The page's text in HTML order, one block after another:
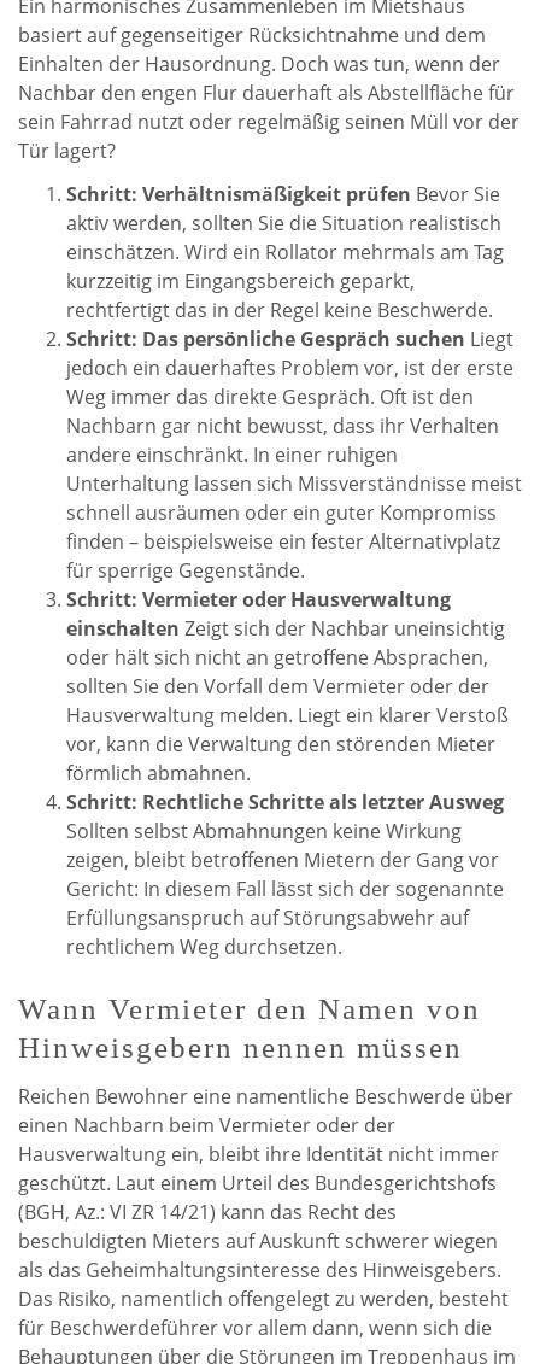
Ein harmonisches Zusammenleben im Mietshaus
basiert auf gegenseitiger Rücksichtnahme und dem
Einhalten der Hausordnung. Doch was tun, wenn der
Nachbar den engen Flur dauerhaft als Abstellfläche für
sein Fahrrad nutzt oder regelmäßig seinen Müll vor der
Tür lagert?
Schritt: Verhältnismäßigkeit prüfen Bevor Sie
aktiv werden, sollten Sie die Situation realistisch
einschätzen. Wird ein Rollator mehrmals am Tag
kurzzeitig im Eingangsbereich geparkt,
rechtfertigt das in der Regel keine Beschwerde.
Schritt: Das persönliche Gespräch suchen Liegt
jedoch ein dauerhaftes Problem vor, ist der erste
Weg immer das direkte Gespräch. Oft ist den
Nachbarn gar nicht bewusst, dass ihr Verhalten
andere einschränkt. In einer ruhigen
Unterhaltung lassen sich Missverständnisse meist
schnell ausräumen oder ein guter Kompromiss
finden – beispielsweise ein fester Alternativplatz
für sperrige Gegenstände.
Schritt: Vermieter oder Hausverwaltung
einschalten Zeigt sich der Nachbar uneinsichtig
oder hält sich nicht an getroffene Absprachen,
sollten Sie den Vorfall dem Vermieter oder der
Hausverwaltung melden. Liegt ein klarer Verstoß
vor, kann die Verwaltung den störenden Mieter
förmlich abmahnen.
Schritt: Rechtliche Schritte als letzter Ausweg
Sollten selbst Abmahnungen keine Wirkung
zeigen, bleibt betroffenen Mietern der Gang vor
Gericht: In diesem Fall lässt sich der sogenannte
Erfüllungsanspruch auf Störungsabwehr auf
rechtlichem Weg durchsetzen.
Wann Vermieter den Namen von
Hinweisgebern nennen müssen
Reichen Bewohner eine namentliche Beschwerde über
einen Nachbarn beim Vermieter oder der
Hausverwaltung ein, bleibt ihre Identität nicht immer
geschützt. Laut einem Urteil des Bundesgerichtshofs
(BGH, Az.: VI ZR 14/21) kann das Recht des
beschuldigten Mieters auf Auskunft schwerer wiegen
als das Geheimhaltungsinteresse des Hinweisgebers.
Das Risiko, namentlich offengelegt zu werden, besteht
für Beschwerdeführer vor allem dann, wenn sich die
Behauptungen über die Störungen im Treppenhaus im